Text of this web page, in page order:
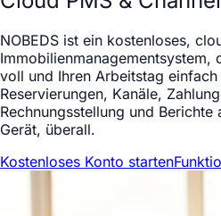
NOBEDS ist ein kostenloses,
Immobilienmanagementsystem,
voll und Ihren Arbeitstag
Reservierungen, Kanäle,
Rechnungsstellung und
Gerät, überall.
Kostenloses Konto starten